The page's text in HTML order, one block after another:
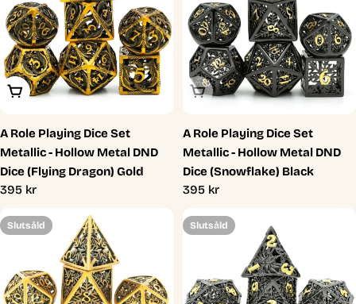
Lägg I Varukorg
A Role Playing Dice Set
Metallic - Hollow Metal DND
Dice (Flying Dragon) Gold
Ordinarie
395 kr
Slutsåld
A Role Playing Dice Set
Metallic - Hollow Metal DND
Dice (Snowflake) Black
Ordinarie
395 kr
Slutsåld Slutsåld